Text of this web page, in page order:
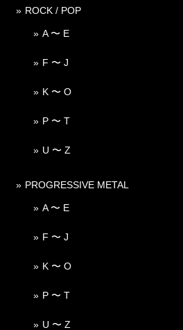
ROCK / POP
A 〜 E
F 〜 J
K 〜 O
P 〜 T
U 〜 Z
PROGRESSIVE METAL
A 〜 E
F 〜 J
K 〜 O
P 〜 T
U 〜 Z